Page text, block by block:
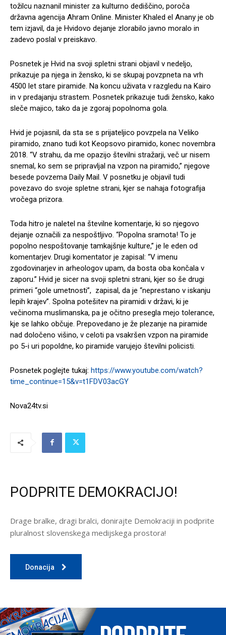
tožilcu naznanil minister za kulturno dediščino, poroča
državna agencija Ahram Online. Minister Khaled el Anany je ob
tem izjavil, da je Hvidovo dejanje zlorabilo javno moralo in
zadevo poslal v preiskavo.
Posnetek je Hvid na svoji spletni strani objavil v nedeljo,
prikazuje pa njega in žensko, ki se skupaj povzpneta na vrh
4500 let stare piramide. Na koncu uživata v razgledu na Kairo
in v predajanju strastem. Posnetek prikazuje tudi žensko, kako
sleče majico, tako da je zgoraj popolnoma gola.
Hvid je pojasnil, da sta se s prijateljico povzpela na Veliko
piramido, znano tudi kot Keopsovo piramido, konec novembra
2018. “V strahu, da me opazijo številni stražarji, več ur nisem
snemal, ko sem se pripravljal na vzpon na piramido,” njegove
besede povzema Daily Mail. V posnetku je objavil tudi
povezavo do svoje spletne strani, kjer se nahaja fotografija
vročega prizora.
Toda hitro je naletel na številne komentarje, ki so njegovo
dejanje označili za nespoštljivo. “Popolna sramota! To je
popolno nespoštovanje tamkajšnje kulture,” je le eden od
komentarjev. Drugi komentator je zapisal: “V imenu
zgodovinarjev in arheologov upam, da bosta oba končala v
zaporu.” Hvid je sicer na svoji spletni strani, kjer so še drugi
primeri “gole umetnosti”, zapisal, da je “neprestano v iskanju
lepih krajev”. Spolna potešitev na piramidi v državi, ki je
večinoma muslimanska, pa je očitno presegla mejo tolerance,
kje se lahko občuje. Prepovedano je že plezanje na piramide
nad določeno višino, v celoti pa vsakršen vzpon na piramide
po 5-i uri popoldne, ko piramide varujejo številni policisti.
Posnetek poglejte tukaj: https://www.youtube.com/watch?
time_continue=15&v=t1FDV03acGY
Nova24tv.si
PODPRITE DEMOKRACIJO!
Drage bralke, dragi bralci, donirajte Demokraciji in podprite
pluralnost slovenskega medijskega prostora!
Donacija